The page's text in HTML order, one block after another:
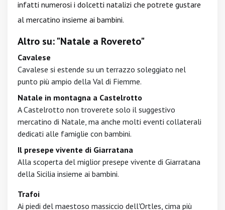
infatti numerosi i dolcetti natalizi che potrete gustare
al mercatino insieme ai bambini.
Altro su: "Natale a Rovereto"
Cavalese
Cavalese si estende su un terrazzo soleggiato nel
punto più ampio della Val di Fiemme.
Natale in montagna a Castelrotto
A Castelrotto non troverete solo il suggestivo
mercatino di Natale, ma anche molti eventi collaterali
dedicati alle famiglie con bambini.
Il presepe vivente di Giarratana
Alla scoperta del miglior presepe vivente di Giarratana
della Sicilia insieme ai bambini.
Trafoi
Ai piedi del maestoso massiccio dell'Ortles, cima più